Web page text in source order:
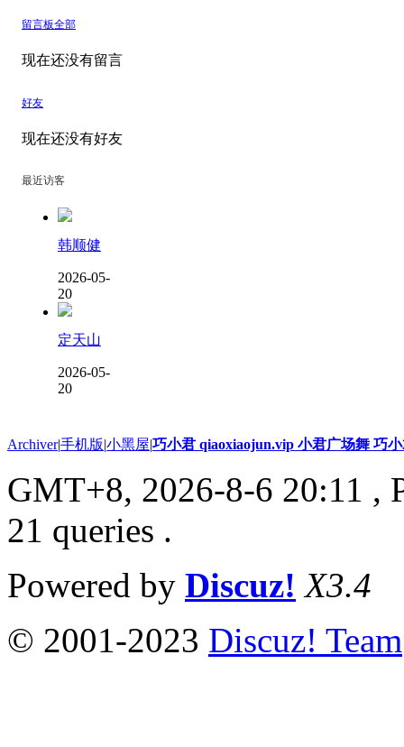
留言板全部
现在还没有留言
好友
现在还没有好友
最近访客
韩顺健
2026-05-
20
定天山
2026-05-
20
Archiver|手机版|小黑屋|巧小君 qiaoxiaojun.vip 小君广场舞 巧
GMT+8, 2026-8-6 20:11 ,
21 queries .
Powered by Discuz! X3.4
© 2001-2023 Discuz! Team